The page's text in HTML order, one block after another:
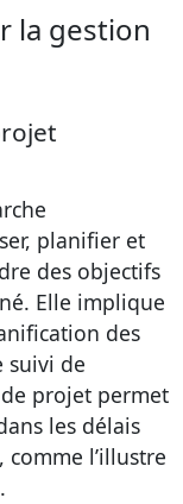
la gestion
planifier et
des objectifs
Elle implique
des
suivi de
projet permet
les délais
l’illustre